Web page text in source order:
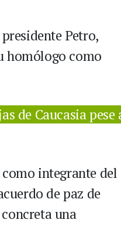
Petro,
homólogo como
de Caucasia pese
integrante del
de paz de
una